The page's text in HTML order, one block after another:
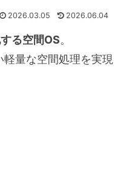
2026.03.05 2026.06.04
る空間OS。
量な空間処理を実現